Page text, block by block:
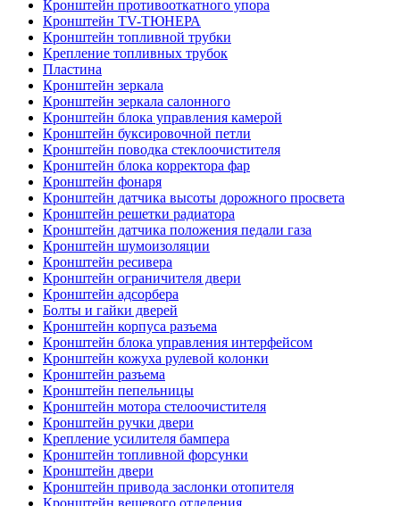
Кронштейн противооткатного упора
Кронштейн TV-ТЮНЕРА
Кронштейн топливной трубки
Крепление топливных трубок
Пластина
Кронштейн зеркала
Кронштейн зеркала салонного
Кронштейн блока управления камерой
Кронштейн буксировочной петли
Кронштейн поводка стеклоочистителя
Кронштейн блока корректора фар
Кронштейн фонаря
Кронштейн датчика высоты дорожного просвета
Кронштейн решетки радиатора
Кронштейн датчика положения педали газа
Кронштейн шумоизоляции
Кронштейн ресивера
Кронштейн ограничителя двери
Кронштейн адсорбера
Болты и гайки дверей
Кронштейн корпуса разъема
Кронштейн блока управления интерфейсом
Кронштейн кожуха рулевой колонки
Кронштейн разъема
Кронштейн пепельницы
Кронштейн мотора стелоочистителя
Кронштейн ручки двери
Крепление усилителя бампера
Кронштейн топливной форсунки
Кронштейн двери
Кронштейн привода заслонки отопителя
Кронштейн вещевого отделения